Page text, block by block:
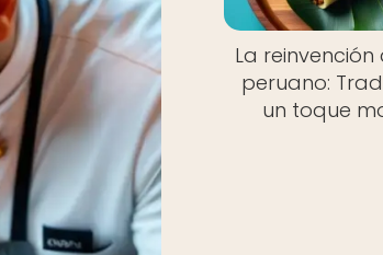
La
peruano:
un toque